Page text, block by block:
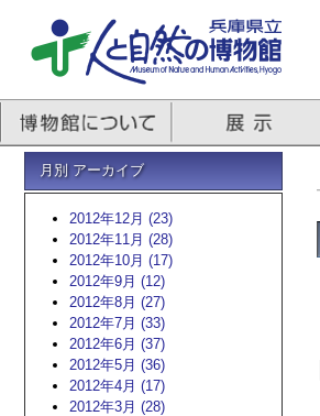
月別 アーカイブ
2012年12月 (23)
2012年11月 (28)
2012年10月 (17)
2012年9月 (12)
2012年8月 (27)
2012年7月 (33)
2012年6月 (37)
2012年5月 (36)
2012年4月 (17)
2012年3月 (28)